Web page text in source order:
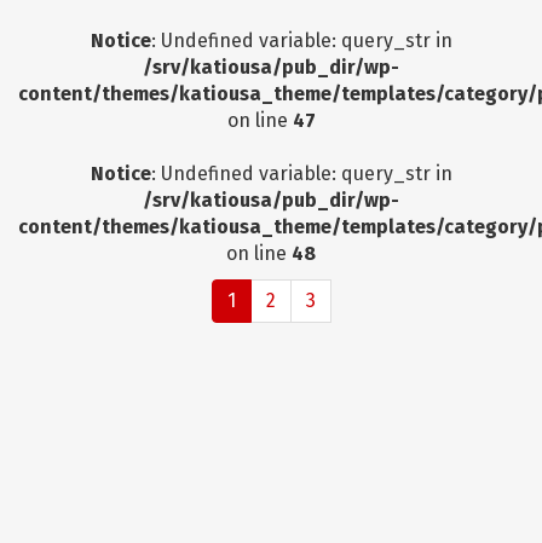
Notice: Undefined variable: query_str in
/srv/katiousa/pub_dir/wp-
content/themes/katiousa_theme/templates/
on line 47
Notice: Undefined variable: query_str in
/srv/katiousa/pub_dir/wp-
content/themes/katiousa_theme/templates/
on line 48
1 2 3